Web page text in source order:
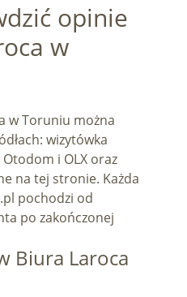
opinie
w
w Toruniu można
wizytówka
i OLX oraz
na tej stronie. Każda
pochodzi od
po zakończonej
Biura Laroca